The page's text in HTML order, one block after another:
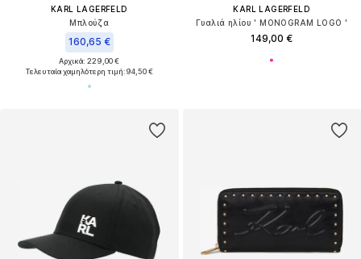
KARL LAGERFELD
Μπλούζα
160,65 €
Αρχικά: 229,00 €
Τελευταία χαμηλότερη τιμή:94,50 €
KARL LAGERFELD
Γυαλιά ηλίου ' MONOGRAM LOGO '
149,00 €